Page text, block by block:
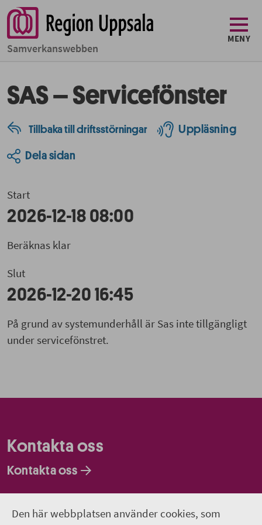
Den här webbplatsen använder cookies, som
Samverkans­­webben
MENY
SAS – Servicefönster
Tillbaka till driftsstörningar Uppläsning
Dela sidan
Start
2026-12-18 08:00
Beräknas klar
Slut
2026-12-20 16:45
På grund av systemunderhåll är Sas inte tillgängligt
under servicefönstret.
Kontakta oss
Kontakta oss